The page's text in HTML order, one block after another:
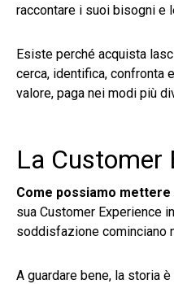
raccontare i suoi bisogni e
Esiste perché acquista
cerca, identifica, confronta
valore, paga nei modi più
La Customer
Come possiamo
sua Customer Experience
soddisfazione cominciano
A guardare bene, la storia